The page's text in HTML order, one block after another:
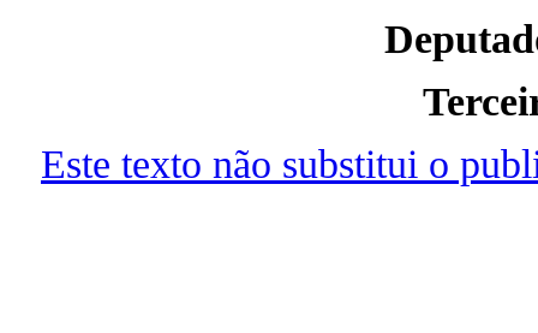
Este texto não substitui o